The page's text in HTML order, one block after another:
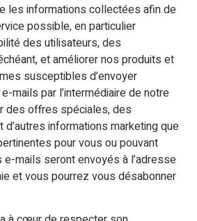
les informations collectées afin de
possible, en particulier
des utilisateurs, des
et améliorer nos produits et
susceptibles d’envoyer
mails par l’intermédiaire de notre
des offres spéciales, des
informations marketing que
pour vous ou pouvant
mails seront envoyés à l’adresse
et vous pourrez vous désabonner